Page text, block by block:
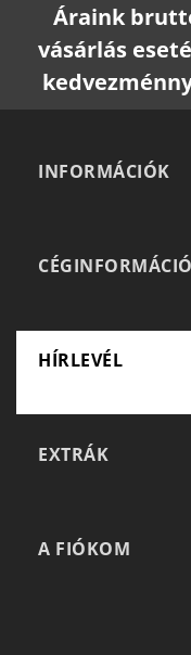
Áraink
vásárlás
INFORMÁCIÓK
HÍRLEVÉL
EXTRÁK
A FIÓKOM